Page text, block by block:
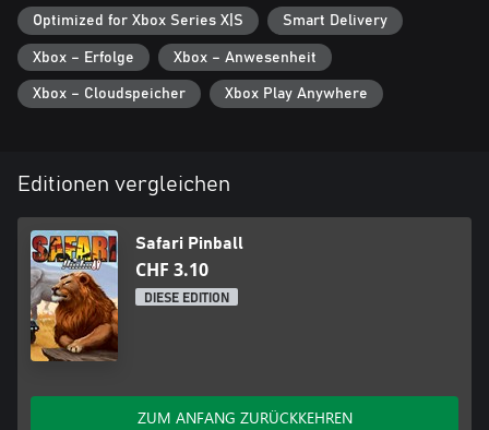
Optimized for Xbox Series X|S Smart Delivery
Xbox – Erfolge Xbox – Anwesenheit
Xbox – Cloudspeicher Xbox Play Anywhere
Editionen vergleichen
Safari Pinball
CHF 3.10
DIESE EDITION
ZUM ANFANG ZURÜCKKEHREN